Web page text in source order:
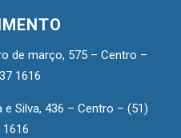
de março, 575 – Centro –
1616
e Silva, 436 – Centro – (51)
1616